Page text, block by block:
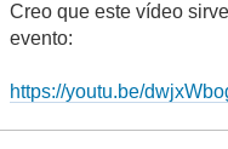
Creo que este vídeo
evento:
https://youtu.be/